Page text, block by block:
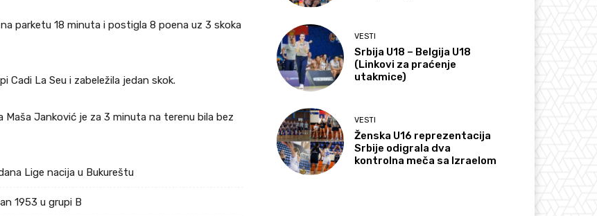
parketu 18 minuta i postigla 8 poena uz 3 skoka
Cadi La Seu i zabeležila jedan skok.
Maša Janković je za 3 minuta na terenu bila bez
Lige nacija u Bukureštu
1953 u grupi B
VESTI
Srbija U18 – Belgija U18
(Linkovi za praćenje
utakmice)
VESTI
Ženska U16 reprezentacija
Srbije odigrala dva
kontrolna meča sa Izraelom